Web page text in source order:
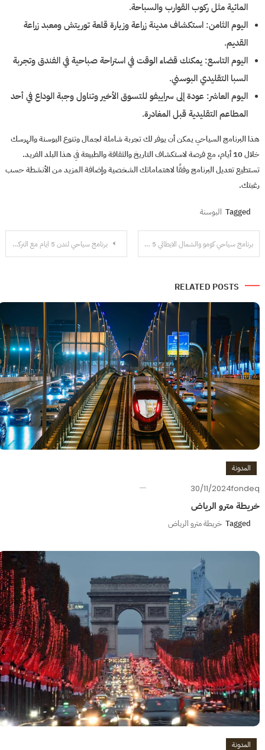
المائية مثل ركوب القوارب والسباحة.
اليوم الثامن: استكشاف مدينة زراعة وزيارة قلعة توريتش ومعبد زراعة
القديم.
اليوم التاسع: يمكنك قضاء الوقت في استراحة صباحية في الفندق وتجربة
السبا التقليدي البوسني.
اليوم العاشر: عودة إلى سراييفو للتسوق الأخير وتناول وجبة الوداع في أحد
المطاعم التقليدية قبل المغادرة.
هذا البرنامج السياحي يمكن أن يوفر لك تجربة شاملة لجمال وتنوع البوسنة والهرسك
خلال 10 أيام، مع فرصة لاستكشاف التاريخ والثقافة والطبيعة في هذا البلد الفريد.
تستطيع تعديل البرنامج وفقًا لاهتماماتك الشخصية وإضافة المزيد من الأنشطة حسب
رغبتك.
Tagged البوسنة
تصفّح
برنامج سياحي لندن 5 ايام مع التركيز على التسوق برنامج سياحي كومو والشمال الايطالي 5 ايام Como Italy
RELATED POSTS
المدونة
30/11/2024fondeq
خريطة مترو الرياض
Tagged خريطة مترو الرياض
المدونة